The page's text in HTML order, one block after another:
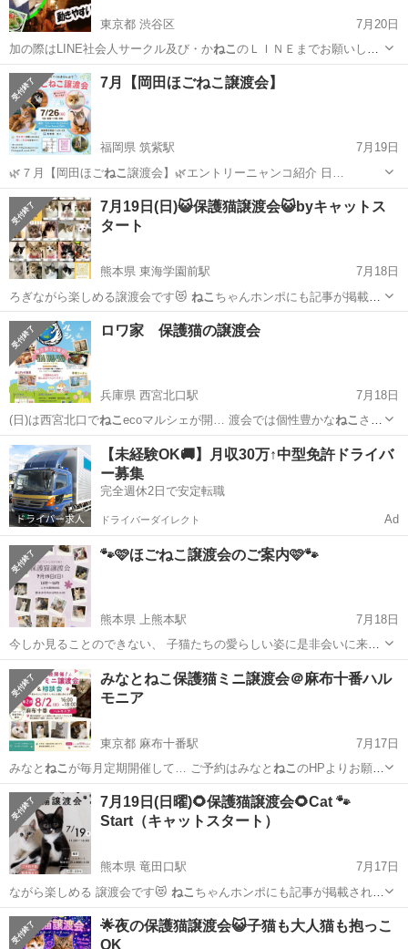
東京都 渋谷区
7月20日
加の際はLINE社会人サークル及び・かねこのＬＩＮＥまでお願いしま
す ※ …
東京 渋谷区 その他 会場
7月【岡田ほごねこ譲渡会】
福岡県 筑紫駅
7月19日
🌿７月【岡田ほごねこ 譲渡会】🌿エントリーニャンコ紹介 日…
福岡 筑紫野市 筑紫駅 展示会 ねこ
7月19日(日)😺保護猫譲渡会😺byキャットス
タート
熊本県 東海学園前駅
7月18日
ろぎながら楽しめる譲渡会です😻 ねこ ちゃんホンポにも記事が掲載さ
れています…
熊本 熊本市 東海学園前駅 その他
ロワ家 保護猫の譲渡会
兵庫県 西宮北口駅
7月18日
(日)は西宮北口でねこecoマルシェが開… 渡会では個性豊かなねこ さん
たちが大集合！…
兵庫 西宮市 西宮北口駅 その他 ねこ
【未経験OK🚚】月収30万↑中型免許ドライバ
ー募集
完全週休2日で安定転職
ドライバーダイレクト Ad
🐾🩷ほごねこ譲渡会のご案内🩷🐾
熊本県 上熊本駅
7月18日
今しか見ることのできない、 子猫たちの愛らしい姿に是非会いに来て
ください。 一頭一頭、それぞれに個性があり、 たくさんの愛情を待っ
ています。 「この子と暮らしたい。」 そんな素敵なご縁が繋がります
ように♥️ 猫を家族に...
熊本 熊本市 上熊本駅 その他
みなとねこ保護猫ミニ譲渡会＠麻布十番ハル
モニア
東京都 麻布十番駅
7月17日
みなと ねこ が毎月定期開催して… ご予約はみなと ねこのHPよりお願い
し… たちの様子はみなとねこの各種SNSもご覧… utube「みなとねこ
譲渡会に行ってみよ… 込書類一式はみなとねこHPよりダウンロー…
:00までにみな...
東京 港区 麻布十番駅 その他 ねこ
7月19日(日曜)🌻保護猫譲渡会🌻Cat 🐾
Start（キャットスタート）
熊本県 竜田口駅
7月17日
ながら楽しめる 譲渡会です😻 ねこ ちゃんホンポにも記事が掲載されて
ます✌…
熊本 熊本市 竜田口駅 その他 会場
🌟夜の保護猫譲渡会😺子猫も大人猫も抱っこ
OK